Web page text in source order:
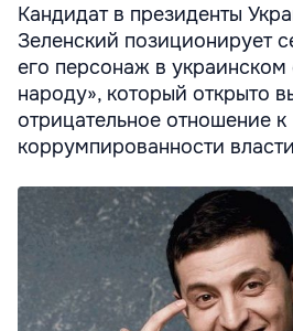
Кандидат в президенты
Зеленский позиционирует
его персонаж в украинском
народу», который открыто
отрицательное отношение к
коррумпированности